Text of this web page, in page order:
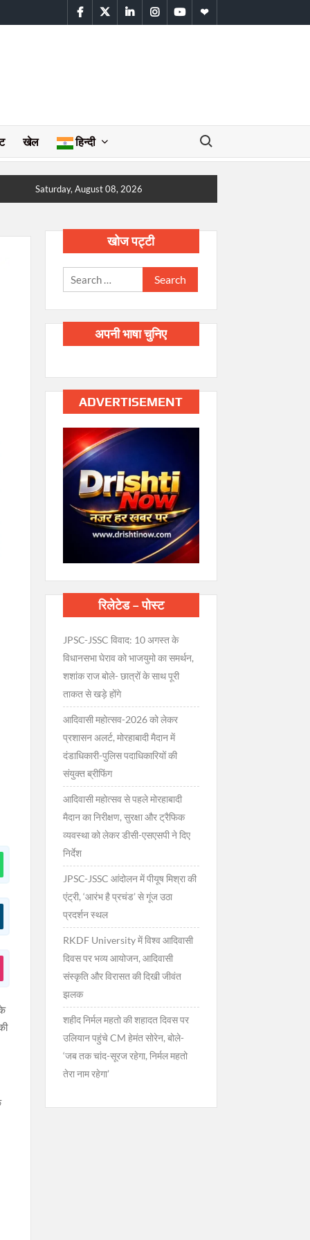
facebooktwitterlinkedininstagram
youtubeWhatsApp
खेल हिन्दी
Search for:
Saturday, August 08, 2026
खोज पट्टी
Search
for:
अपनी भाषा चुनिए
ADVERTISEMENT
रिलेटेड – पोस्ट
JPSC-JSSC विवाद: 10 अगस्त के
विधानसभा घेराव को भाजयुमो का समर्थन,
शशांक राज बोले- छात्रों के साथ पूरी
ताकत से खड़े होंगे
आदिवासी महोत्सव-2026 को लेकर
प्रशासन अलर्ट, मोरहाबादी मैदान में
दंडाधिकारी-पुलिस पदाधिकारियों की
संयुक्त ब्रीफिंग
आदिवासी महोत्सव से पहले मोरहाबादी
मैदान का निरीक्षण, सुरक्षा और ट्रैफिक
व्यवस्था को लेकर डीसी-एसएसपी ने दिए
निर्देश
JPSC-JSSC आंदोलन में पीयूष मिश्रा की
एंट्री, ‘आरंभ है प्रचंड’ से गूंज उठा
प्रदर्शन स्थल
RKDF University में विश्व आदिवासी
दिवस पर भव्य आयोजन, आदिवासी
संस्कृति और विरासत की दिखी जीवंत
झलक
शहीद निर्मल महतो की शहादत दिवस पर
उलियान पहुंचे CM हेमंत सोरेन, बोले-
‘जब तक चांद-सूरज रहेगा, निर्मल महतो
तेरा नाम रहेगा’